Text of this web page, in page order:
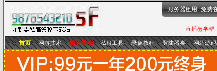
直播教学群
服务器租用 免费
首页 网游技术 服务器端 私服工具 录像教程 登陆器类 网站源码